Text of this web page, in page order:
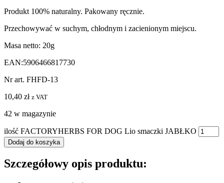
Produkt 100% naturalny. Pakowany ręcznie.
Przechowywać w suchym, chłodnym i zacienionym miejscu.
Masa netto: 20g
EAN:5906466817730
Nr art. FHFD-13
10,40 zł z VAT
42 w magazynie
ilość FACTORYHERBS FOR DOG Lio smaczki JABŁKO
Dodaj do koszyka
Szczegółowy opis produktu: